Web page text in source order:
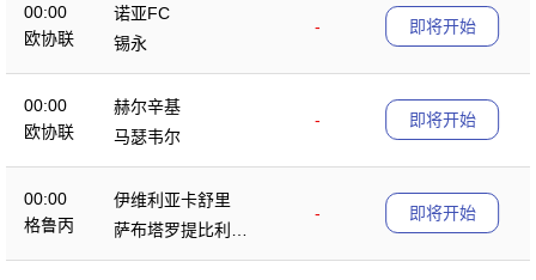
00:00
欧协联
诺亚FC
-
锡永
即将开始
00:00
欧协联
赫尔辛基
-
马瑟韦尔
即将开始
00:00
格鲁丙
伊维利亚卡舒里
-
萨布塔罗提比利锡
B队
即将开始